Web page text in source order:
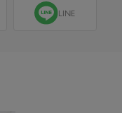
LINE